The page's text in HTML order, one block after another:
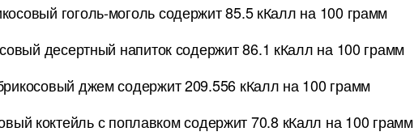
гоголь-моголь содержит 85.5 кКалл на 100 грамм
десертный напиток содержит 86.1 кКалл на 100 грамм
джем содержит 209.556 кКалл на 100 грамм
коктейль с поплавком содержит 70.8 кКалл на 100 грамм